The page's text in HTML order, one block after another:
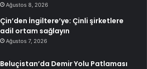
Ağustos 8, 2026
Çin’den İngiltere’ye: Çinli şirketlere
adil ortam sağlayın
Ağustos 7, 2026
Beluçistan’da Demir Yolu Patlaması